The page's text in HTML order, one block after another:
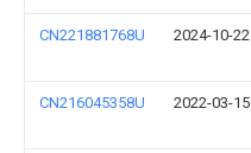
CN221881768U 2024-10-22
CN216045358U 2022-03-15